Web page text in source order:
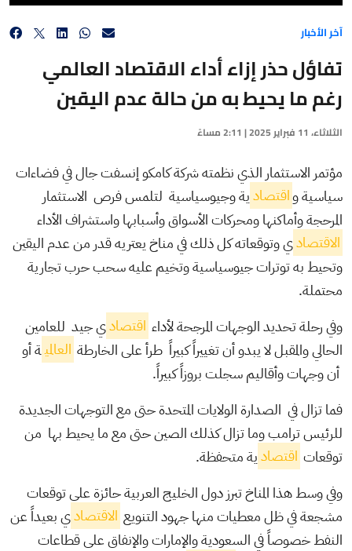
آخر الأخبار
تفاؤل حذر إزاء أداء الاقتصاد العالمي
رغم ما يحيط به من حالة عدم اليقين
الثلاثاء، 11 فبراير 2025 | 2:11 مساءً
مؤتمر الاستثمار الذي نظمته شركة كامكو إنسفت جال في فضاءات
سياسية واقتصادية وجيوسياسية لتلمس فرص الاستثمار
المرحجة وأماكنها ومحركات الأسواق وأسبابها واستشراف الأداء
الاقتصادي وتوقعاته كل ذلك في مناخ يعتريه قدر من عدم اليقين
وتحيط به توترات جيوسياسية وتخيم عليه سحب حرب تجارية
محتملة.
وفي رحلة تحديد الوجهات المرجحة لأداء اقتصادي جيد للعامين
الحالي والمقبل لا يبدو أن تغييراً كبيراً طرأ على الخارطة العالمية أو
أن وجهات وأقاليم سجلت بروزاً كبيراً.
فما تزال في الصدارة الولايات المتحدة حتى مع التوجهات الجديدة
للرئيس ترامب وما تزال كذلك الصين حتى مع ما يحيط بها من
توقعات اقتصادية متحفظة.
وفي وسط هذا المناخ تبرز دول الخليج العربية حائزة على توقعات
مشجعة في ظل معطيات منها جهود التنويع الاقتصادي بعيداً عن
النفط خصوصاً في السعودية والإمارات والإنفاق على قطاعات